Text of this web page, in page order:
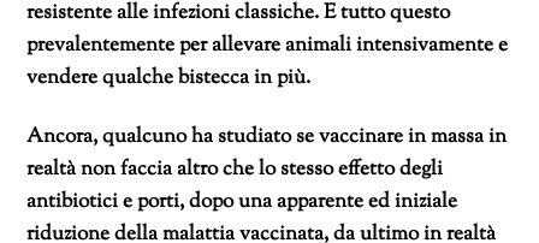
resistente alle infezioni classiche. E tutto questo
prevalentemente per allevare animali intensivamente e
vendere qualche bistecca in più.
Ancora, qualcuno ha studiato se vaccinare in massa in
realtà non faccia altro che lo stesso effetto degli
antibiotici e porti, dopo una apparente ed iniziale
riduzione della malattia vaccinata, da ultimo in realtà